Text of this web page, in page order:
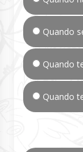
Quando
Quando
Quando